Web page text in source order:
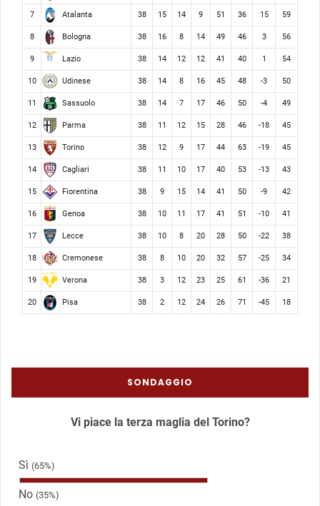
7 Atalanta 38 15 14 9 51 36 15 59
8 Bologna 38 16 8 14 49 46 3 56
9 Lazio 38 14 12 12 41 40 1 54
10 Udinese 38 14 8 16 45 48 -3 50
11 Sassuolo 38 14 7 17 46 50 -4 49
12 Parma 38 11 12 15 28 46 -18 45
13 Torino 38 12 9 17 44 63 -19 45
14 Cagliari 38 11 10 17 40 53 -13 43
15 Fiorentina 38 9 15 14 41 50 -9 42
16 Genoa 38 10 11 17 41 51 -10 41
17 Lecce 38 10 8 20 28 50 -22 38
18 Cremonese 38 8 10 20 32 57 -25 34
19 Verona 38 3 12 23 25 61 -36 21
20 Pisa 38 2 12 24 26 71 -45 18
SONDAGGIO
Vi piace la terza maglia del Torino?
Sì (65%)
No (35%)